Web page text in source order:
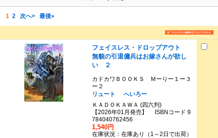
1 2 次へ> 最後»
フェイスレス・ドロップアウト
無貌の引退傭兵はお嫁さんが欲し
い ２
カドカワＢＯＯＫＳ Ｍーりー１ー３
ー２
リュート
へいろー
ＫＡＤＯＫＡＷＡ (四六判)
【2026年01月発売】 ISBNコード 9
784040762456
1,540円
在庫状況：在庫あり（1～2日で出荷）